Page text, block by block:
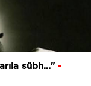
sübh..."-